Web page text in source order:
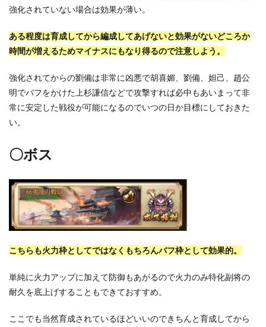
強化されていない場合は効果が薄い。
ある程度は育成してから編成してあげないと効果がないどころか
時間が増えるためマイナスにもなり得るので注意しよう。
強化されてからの劉備は非常に凶悪で胡喜媚、劉備、妲己、趙公
明でバフをかけた上杉謙信などで攻撃すれば必中もあいまって非
常に安定した戦役が可能になるのでいつの日か目標にしておきた
い。
〇ボス
こちらも火力枠としてではなくもちろんバフ枠として効果的。
単純に火力アップに加えて防御もあがるので火力のみ特化副将の
耐久を底上げすることもできておすすめ。
ここでも当然育成されているほどいいのできちんと育成してから